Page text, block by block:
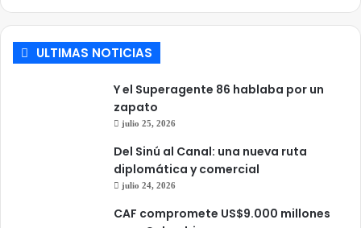
ULTIMAS NOTICIAS
Y el Superagente 86 hablaba por un
zapato
julio 25, 2026
Del Sinú al Canal: una nueva ruta
diplomática y comercial
julio 24, 2026
CAF compromete US$9.000 millones